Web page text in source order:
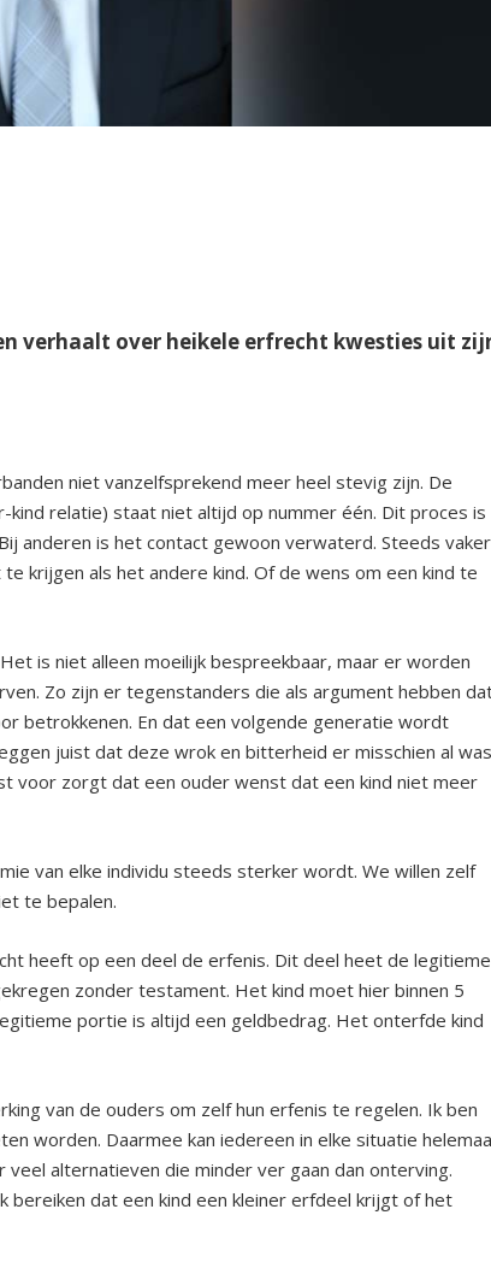
verhaalt over heikele erfrecht kwesties uit
niet vanzelfsprekend meer heel stevig zijn. De
relatie) staat niet altijd op nummer één. Dit proces is
anderen is het contact gewoon verwaterd. Steeds vaker
krijgen als het andere kind. Of de wens om een kind te
is niet alleen moeilijk bespreekbaar, maar er worden
Zo zijn er tegenstanders die als argument hebben
betrokkenen. En dat een volgende generatie wordt
juist dat deze wrok en bitterheid er misschien al
voor zorgt dat een ouder wenst dat een kind niet meer
van elke individu steeds sterker wordt. We willen zelf
te bepalen.
heeft op een deel de erfenis. Dit deel heet de legitieme
zonder testament. Het kind moet hier binnen 5
portie is altijd een geldbedrag. Het onterfde kind
van de ouders om zelf hun erfenis te regelen. Ik ben
worden. Daarmee kan iedereen in elke situatie
alternatieven die minder ver gaan dan onterving.
bereiken dat een kind een kleiner erfdeel krijgt of het